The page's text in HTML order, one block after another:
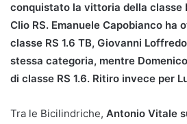
conquistato la vittoria della classe
Clio RS. Emanuele Capobianco ha
classe RS 1.6 TB, Giovanni
stessa categoria, mentre
di classe RS 1.6. Ritiro invece per
Tra le Bicilindriche, Antonio Vitale